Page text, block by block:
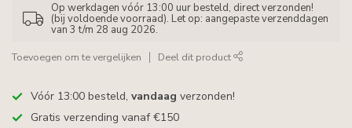
Op werkdagen vóór 13:00 uur besteld, direct verzonden!
(bij voldoende voorraad). Let op: aangepaste verzenddagen
van 3 t/m 28 aug 2026.
Toevoegen om te vergelijken Deel dit product
Vóór 13:00 besteld, vandaag verzonden!
Gratis verzending vanaf €150